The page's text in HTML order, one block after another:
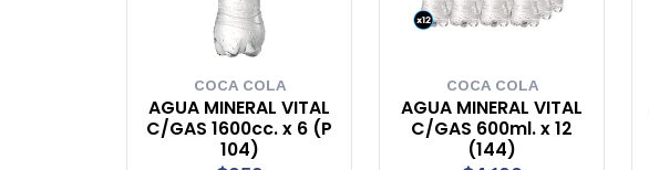
COCA COLA
AGUA MINERAL VITAL
C/GAS 1600cc. x 6 (P
104)
COCA COLA
AGUA MINERAL VITAL
C/GAS 600ml. x 12
(144)